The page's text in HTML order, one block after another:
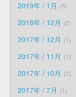
2019年 / 1月 5
2018年 / 12月 2
2017年 / 12月 1
2017年 / 11月 1
2017年 / 10月 2
2017年 / 7月 1